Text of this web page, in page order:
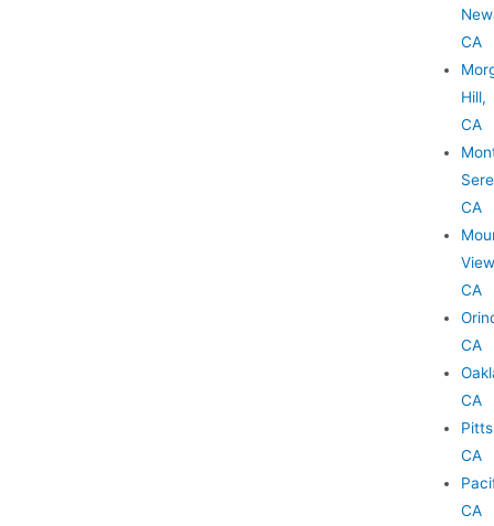
CA
Hill,
CA
CA
CA
CA
CA
CA
CA